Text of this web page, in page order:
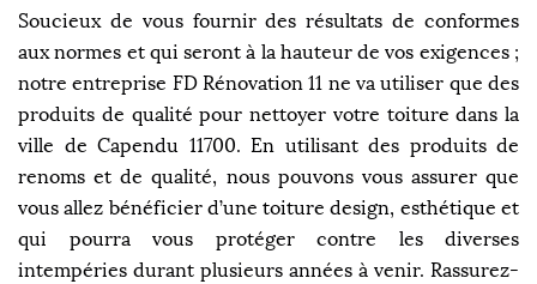
Soucieux de vous fournir des résultats de conformes
aux normes et qui seront à la hauteur de vos exigences ;
notre entreprise FD Rénovation 11 ne va utiliser que des
produits de qualité pour nettoyer votre toiture dans la
ville de Capendu 11700. En utilisant des produits de
renoms et de qualité, nous pouvons vous assurer que
vous allez bénéficier d’une toiture design, esthétique et
qui pourra vous protéger contre les diverses
intempéries durant plusieurs années à venir. Rassurez-